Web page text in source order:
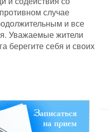
случае
и все
Уважаемые жители
берегите себя и своих